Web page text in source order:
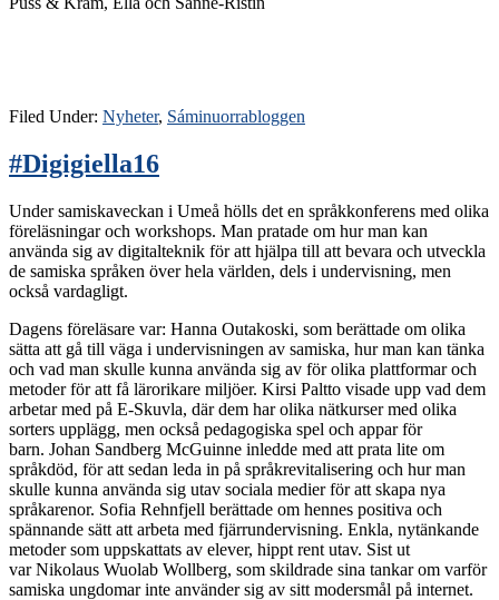
Filed Under: Nyheter, Sáminuorrabloggen
#Digigiella16
Under samiskaveckan i Umeå hölls det en språkkonferens med olika
föreläsningar och workshops. Man pratade om hur man kan
använda sig av digitalteknik för att hjälpa till att bevara och utveckla
de samiska språken över hela världen, dels i undervisning, men
också vardagligt.
Dagens föreläsare var: Hanna Outakoski, som berättade om olika
sätta att gå till väga i undervisningen av samiska, hur man kan tänka
och vad man skulle kunna använda sig av för olika plattformar och
metoder för att få lärorikare miljöer. Kirsi Paltto visade upp vad dem
arbetar med på E-Skuvla, där dem har olika nätkurser med olika
sorters upplägg, men också pedagogiska spel och appar för
barn. Johan Sandberg McGuinne inledde med att prata lite om
språkdöd, för att sedan leda in på språkrevitalisering och hur man
skulle kunna använda sig utav sociala medier för att skapa nya
språkarenor. Sofia Rehnfjell berättade om hennes positiva och
spännande sätt att arbeta med fjärrundervisning. Enkla, nytänkande
metoder som uppskattats av elever, hippt rent utav. Sist ut
var Nikolaus Wuolab Wollberg, som skildrade sina tankar om varför
samiska ungdomar inte använder sig av sitt modersmål på internet.